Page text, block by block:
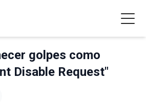
golpes como
Disable Request"